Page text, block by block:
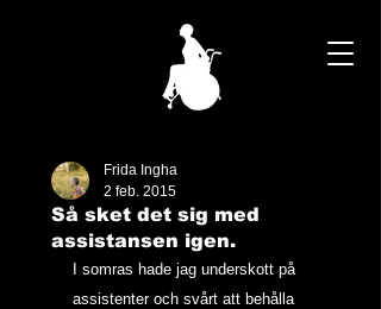
Så sket det sig med
assistansen igen.
Frida Ingha
2 feb. 2015
I somras hade jag underskott på
assistenter och svårt att behålla